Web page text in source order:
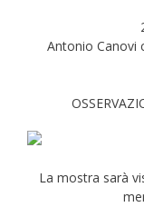
Antonio Canovi
La mostra sarà